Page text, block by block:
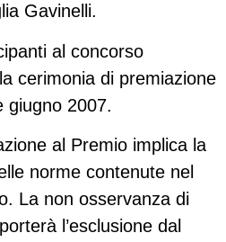
Gavinelli.
al concorso
cerimonia di premiazione
giugno 2007.
al Premio implica la
norme contenute nel
La non osservanza di
l’esclusione dal